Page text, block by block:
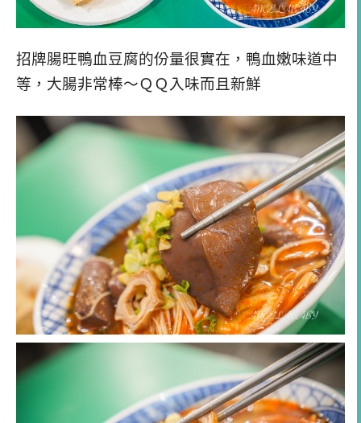
招牌腸旺鴨血豆腐的份量很實在，鴨血嫩味道中
等，大腸非常棒～ＱＱ入味而且新鮮